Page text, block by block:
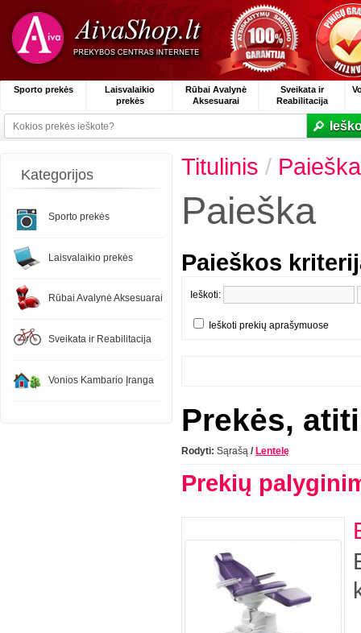
Sporto prekės
Laisvalaikio
prekės
Rūbai Avalynė
Aksesuarai
Sveikata ir
Reabilitacija
Kategorijos
Sporto prekės
Laisvalaikio prekės
Rūbai Avalynė Aksesuarai
Sveikata ir Reabilitacija
Vonios Kambario Įranga
Titulinis / Paieška
Paieška
Paieškos
Ieškoti:
Ieškoti prekių aprašymuose
Prekės,
Rodyti: Sąrašą / Lentelę
Prekių